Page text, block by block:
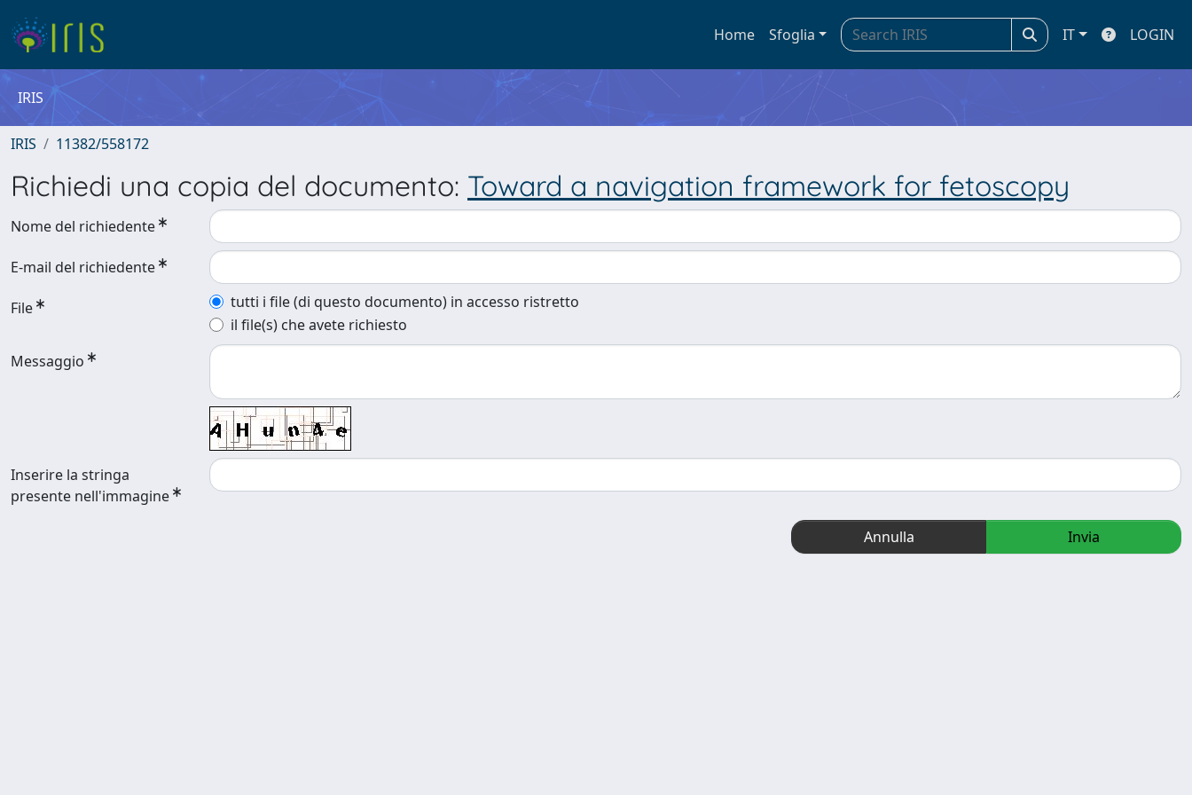
Home Sfoglia IT LOGIN
IRIS
IRIS 11382/558172
Richiedi una copia del documento: Toward a navigation framework for fetoscopy
Nome del richiedente
E-mail del richiedente
File
tutti i file (di questo documento) in accesso ristretto
il file(s) che avete richiesto
Messaggio
Inserire la stringa
presente nell'immagine
Annulla Invia